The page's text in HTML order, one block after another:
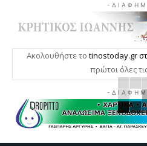
- Δ Ι Α Φ Η Μ
Ακολουθήστε το tinostoday.gr
πρώτοι όλες
- Δ Ι Α Φ Η Μ